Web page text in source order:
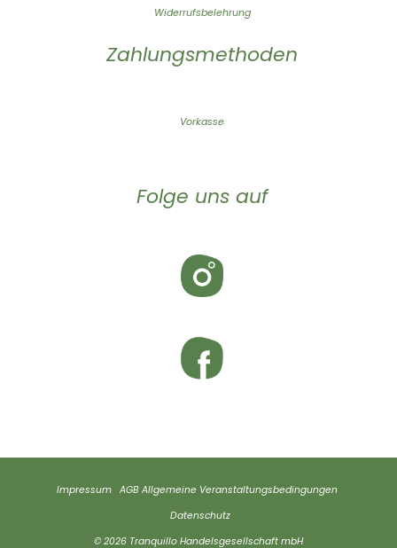
Widerrufsbelehrung
Zahlungsmethoden
Vorkasse
Folge uns auf
Impressum AGB Allgemeine Veranstaltungsbedingungen
Datenschutz
© 2026 Tranquillo Handelsgesellschaft mbH